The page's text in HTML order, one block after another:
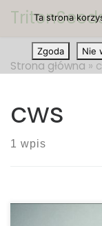
Przejdź do
Strona główna »
cws
1 wpis
Ta strona
Zgoda
Nie